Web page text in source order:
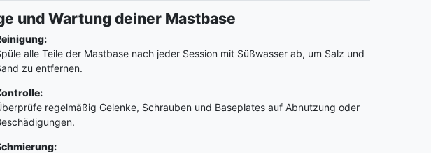
und Wartung deiner Mastbase
alle Teile der Mastbase nach jeder Session mit Süßwasser ab, um Salz und
zu entfernen.
regelmäßig Gelenke, Schrauben und Baseplates auf Abnutzung oder